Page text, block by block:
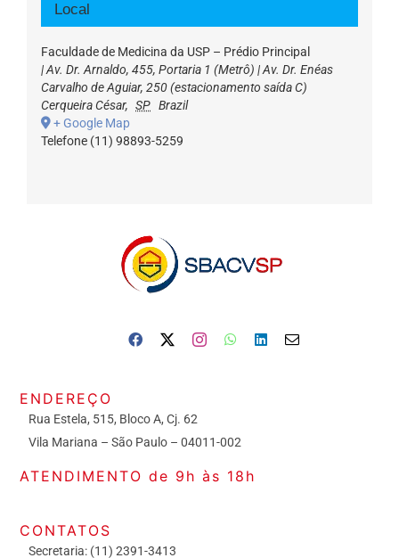
Local
Faculdade de Medicina da USP – Prédio Principal
| Av. Dr. Arnaldo, 455, Portaria 1 (Metrô) | Av. Dr. Enéas
Carvalho de Aguiar, 250 (estacionamento saída C)
Cerqueira César, SP Brazil
+ Google Map
Telefone (11) 98893-5259
ENDEREÇO
Rua Estela, 515, Bloco A, Cj. 62
Vila Mariana – São Paulo – 04011-002
ATENDIMENTO de 9h às 18h
CONTATOS
Secretaria: (11) 2391-3413